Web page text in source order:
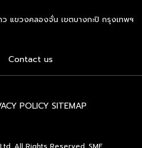
าวว่า งาน ” Franchise Expo
Selection Expo
แขวงคลองจั่น เขตบางกะปิ กรุงเทพฯ
Contact us
POLICY SITEMAP